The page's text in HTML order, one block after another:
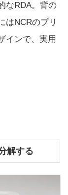
なRDA。背の
はNCRのプリ
インで、実用
解する